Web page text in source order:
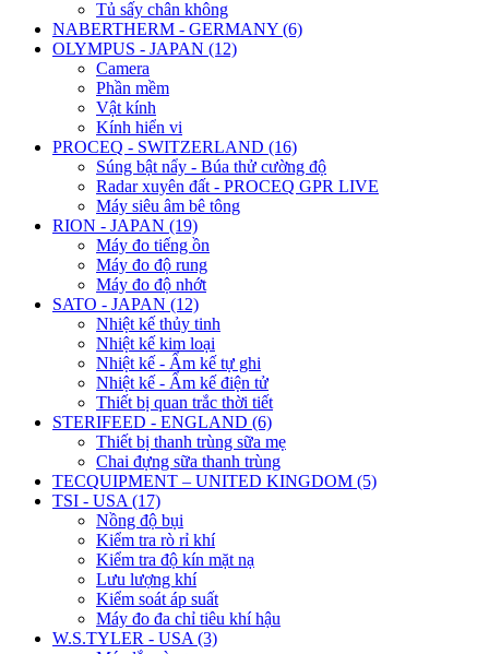
Tủ sấy chân không
NABERTHERM - GERMANY (6)
OLYMPUS - JAPAN (12)
Camera
Phần mềm
Vật kính
Kính hiển vi
PROCEQ - SWITZERLAND (16)
Súng bật nẩy - Búa thử cường độ
Radar xuyên đất - PROCEQ GPR LIVE
Máy siêu âm bê tông
RION - JAPAN (19)
Máy đo tiếng ồn
Máy đo độ rung
Máy đo độ nhớt
SATO - JAPAN (12)
Nhiệt kế thủy tinh
Nhiệt kế kim loại
Nhiệt kế - Ẩm kế tự ghi
Nhiệt kế - Ẩm kế điện tử
Thiết bị quan trắc thời tiết
STERIFEED - ENGLAND (6)
Thiết bị thanh trùng sữa mẹ
Chai đựng sữa thanh trùng
TECQUIPMENT – UNITED KINGDOM (5)
TSI - USA (17)
Nồng độ bụi
Kiểm tra rò rỉ khí
Kiểm tra độ kín mặt nạ
Lưu lượng khí
Kiểm soát áp suất
Máy đo đa chỉ tiêu khí hậu
W.S.TYLER - USA (3)